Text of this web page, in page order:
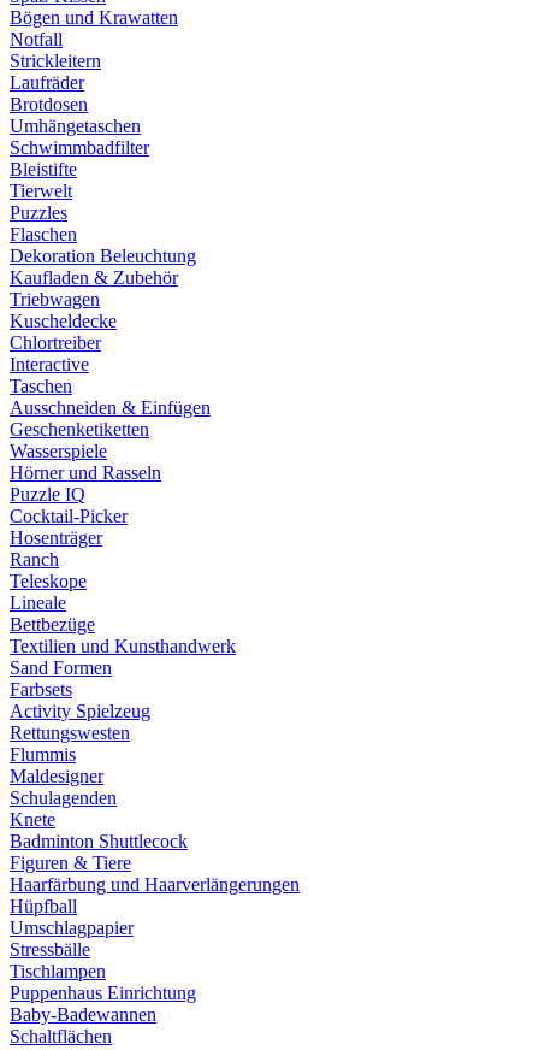
Bögen und Krawatten
Notfall
Strickleitern
Laufräder
Brotdosen
Umhängetaschen
Schwimmbadfilter
Bleistifte
Tierwelt
Puzzles
Flaschen
Dekoration Beleuchtung
Kaufladen & Zubehör
Triebwagen
Kuscheldecke
Chlortreiber
Interactive
Taschen
Ausschneiden & Einfügen
Geschenketiketten
Wasserspiele
Hörner und Rasseln
Puzzle IQ
Cocktail-Picker
Hosenträger
Ranch
Teleskope
Lineale
Bettbezüge
Textilien und Kunsthandwerk
Sand Formen
Farbsets
Activity Spielzeug
Rettungswesten
Flummis
Maldesigner
Schulagenden
Knete
Badminton Shuttlecock
Figuren & Tiere
Haarfärbung und Haarverlängerungen
Hüpfball
Umschlagpapier
Stressbälle
Tischlampen
Puppenhaus Einrichtung
Baby-Badewannen
Schaltflächen